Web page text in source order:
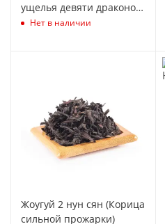
ущелья девяти драконов
мастера Го Цзяфу), 9 гр.
Нет в наличии
Жоугуй 2 нун сян (Корица
сильной прожарки)